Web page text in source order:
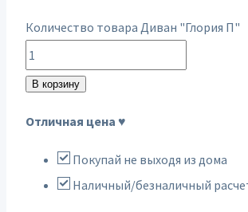
Количество товара Диван "Глория П"
В корзину
Отличная цена ♥
Покупай не выходя из дома
Наличный/безналичный